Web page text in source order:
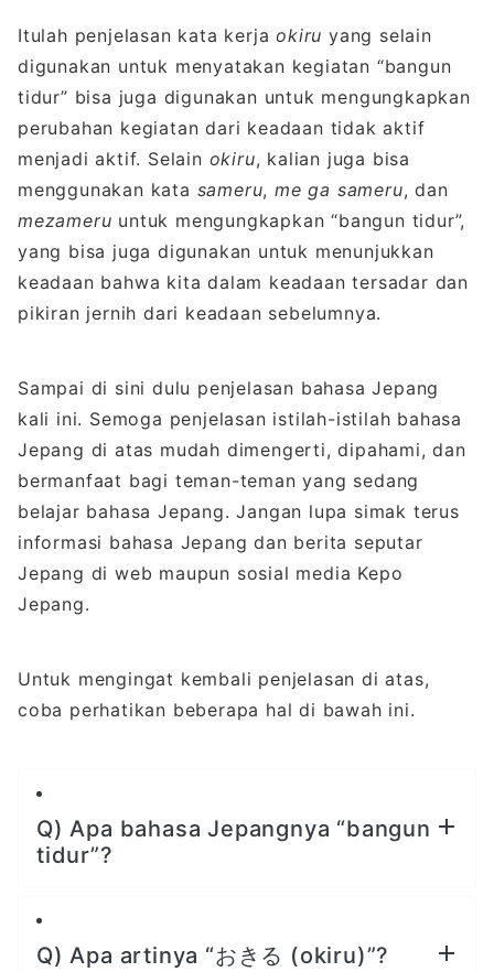
Itulah penjelasan kata kerjaokiru yang selain
digunakan untuk menyatakan kegiatan “bangun
tidur” bisa juga digunakan untuk mengungkapkan
perubahan kegiatan dari keadaan tidak aktif
menjadi aktif. Selain okiru, kalian juga bisa
menggunakan kata sameru,me ga sameru, dan
mezameru untuk mengungkapkan “bangun tidur”,
yang bisa juga digunakan untuk menunjukkan
keadaan bahwa kita dalam keadaan tersadar dan
pikiran jernih dari keadaan sebelumnya.
Sampai di sini dulu penjelasan bahasa Jepang
kali ini. Semoga penjelasan istilah-istilah bahasa
Jepang di atas mudah dimengerti, dipahami, dan
bermanfaat bagi teman-teman yang sedang
belajar bahasa Jepang. Jangan lupa simak terus
informasi bahasa Jepang dan berita seputar
Jepang di web maupun sosial media Kepo
Jepang.
Untuk mengingat kembali penjelasan di atas,
coba perhatikan beberapa hal di bawah ini.
Q) Apa bahasa Jepangnya “bangun
tidur”?
Q) Apa artinya “おきる (okiru)”?